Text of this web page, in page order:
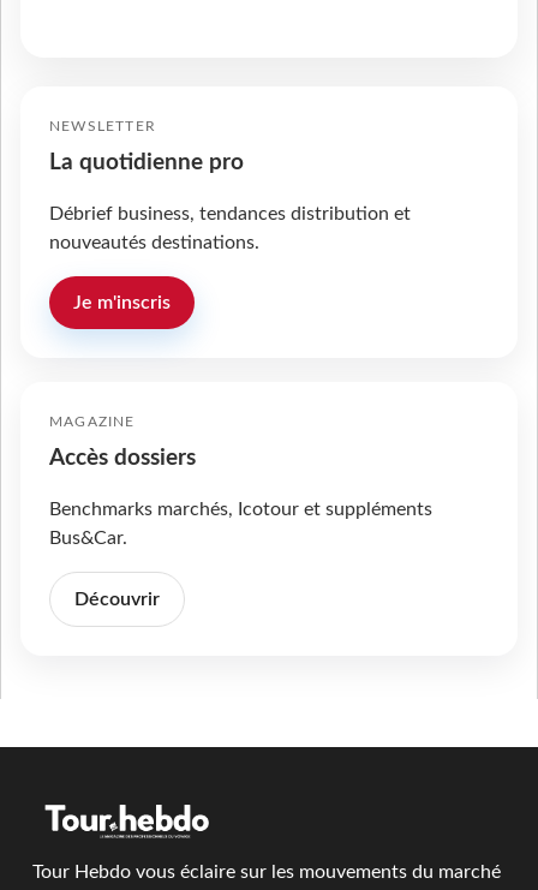
NEWSLETTER
La quotidienne pro
Débrief business, tendances distribution et
nouveautés destinations.
Je m'inscris
MAGAZINE
Accès dossiers
Benchmarks marchés, Icotour et suppléments
Bus&Car.
Découvrir
Tour Hebdo vous éclaire sur les mouvements du marché